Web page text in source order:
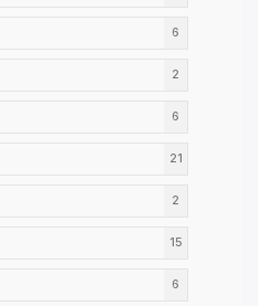
6
2
6
21
2
15
6